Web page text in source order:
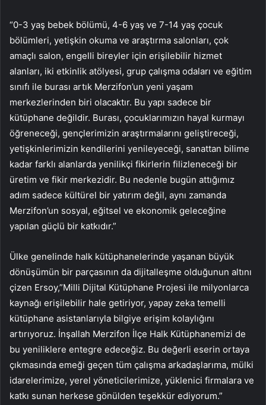
“0-3 yaş bebek bölümü, 4-6 yaş ve 7-14 yaş çocuk
bölümleri, yetişkin okuma ve araştırma salonları, çok
amaçlı salon, engelli bireyler için erişilebilir hizmet
alanları, iki etkinlik atölyesi, grup çalışma odaları ve eğitim
sınıfı ile burası artık Merzifon’un yeni yaşam
merkezlerinden biri olacaktır. Bu yapı sadece bir
kütüphane değildir. Burası, çocuklarımızın hayal kurmayı
öğreneceği, gençlerimizin araştırmalarını geliştireceği,
yetişkinlerimizin kendilerini yenileyeceği, sanattan bilime
kadar farklı alanlarda yenilikçi fikirlerin filizleneceği bir
üretim ve fikir merkezidir. Bu nedenle bugün attığımız
adım sadece kültürel bir yatırım değil, aynı zamanda
Merzifon’un sosyal, eğitsel ve ekonomik geleceğine
yapılan güçlü bir katkıdır.”
Ülke genelinde halk kütüphanelerinde yaşanan büyük
dönüşümün bir parçasının da dijitalleşme olduğunun altını
çizen Ersoy,”Milli Dijital Kütüphane Projesi ile milyonlarca
kaynağı erişilebilir hale getiriyor, yapay zeka temelli
kütüphane asistanlarıyla bilgiye erişim kolaylığını
artırıyoruz. İnşallah Merzifon İlçe Halk Kütüphanemizi de
bu yeniliklere entegre edeceğiz. Bu değerli eserin ortaya
çıkmasında emeği geçen tüm çalışma arkadaşlarıma, mülki
idarelerimize, yerel yöneticilerimize, yüklenici firmalara ve
katkı sunan herkese gönülden teşekkür ediyorum.”